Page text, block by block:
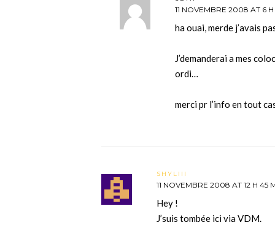
11 NOVEMBRE 2008 AT 6
ha ouai, merde j’avais
J’demanderai a mes
ordi…
merci pr l’info en tout
SHYLIII
11 NOVEMBRE 2008 AT 12 H 45
Hey !
J’suis tombée ici via VDM.